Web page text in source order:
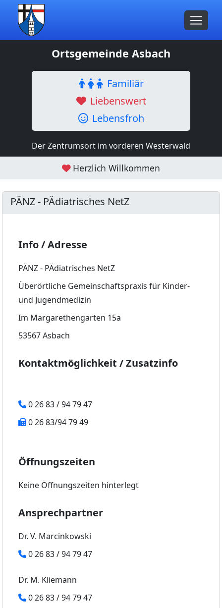
Ortsgemeinde Asbach
Familiär
Liebenswert
Lebensfroh
Der Zentrumsort im vorderen Westerwald
Herzlich Willkommen
PÄNZ - PÄdiatrisches NetZ
Info / Adresse
PÄNZ - PÄdiatrisches NetZ
Überörtliche Gemeinschaftspraxis für Kinder-
und Jugendmedizin
Im Margarethengarten 15a
53567 Asbach
Kontaktmöglichkeit / Zusatzinfo
0 26 83 / 94 79 47
0 26 83/94 79 49
Öffnungszeiten
Keine Öffnungszeiten hinterlegt
Ansprechpartner
Dr. V. Marcinkowski
0 26 83 / 94 79 47
Dr. M. Kliemann
0 26 83 / 94 79 47